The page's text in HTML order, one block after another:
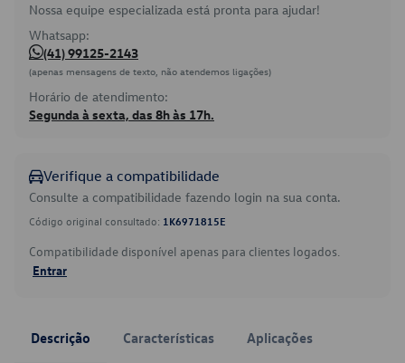
Nossa equipe especializada está pronta para ajudar!
Whatsapp:
(41) 99125-2143
(apenas mensagens de texto, não atendemos ligações)
Horário de atendimento:
Segunda à sexta, das 8h às 17h.
Verifique a compatibilidade
Consulte a compatibilidade fazendo login na sua conta.
Código original consultado: 1K6971815E
Compatibilidade disponível apenas para clientes logados.
Entrar
Descrição Características Aplicações